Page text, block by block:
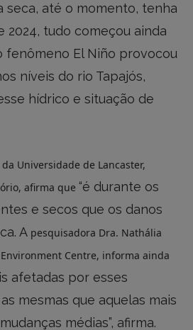
seca, até o momento, tenha
2024, tudo começou ainda
fenômeno El Niño provocou
níveis do rio Tapajós,
hídrico e situação de
Universidade de Lancaster,
afirma que “é durante os
e secos que os danos
A pesquisadora Dra. Nathália
Centre, informa ainda
afetadas por esses
mesmas que aquelas mais
médias”, afirma.